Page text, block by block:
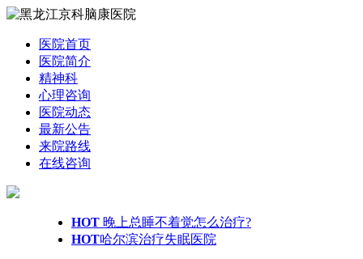
医院首页
医院简介
精神科
心理咨询
医院动态
最新公告
来院路线
在线咨询
HOT 晚上总睡不着觉怎么治疗?
HOT哈尔滨治疗失眠医院